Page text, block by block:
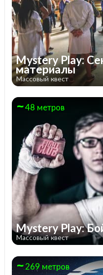
Mystery Play:
материалы
Массовый квест
48 метров
Mystery Play:
Массовый квест
269 метров